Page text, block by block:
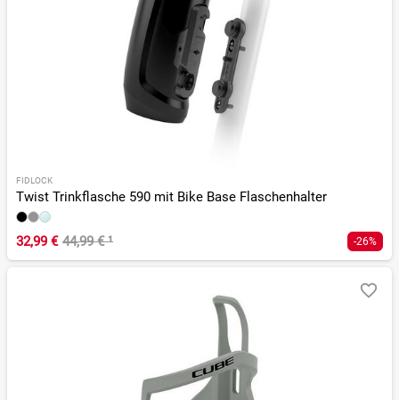
FIDLOCK
Twist Trinkflasche 590 mit Bike Base Flaschenhalter
32,99 € 44,99 €¹ -26%